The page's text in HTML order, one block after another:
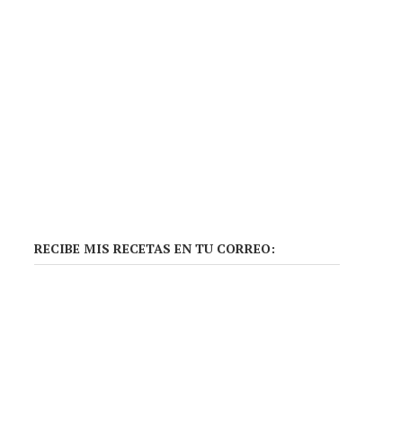
RECIBE MIS RECETAS EN TU CORREO: